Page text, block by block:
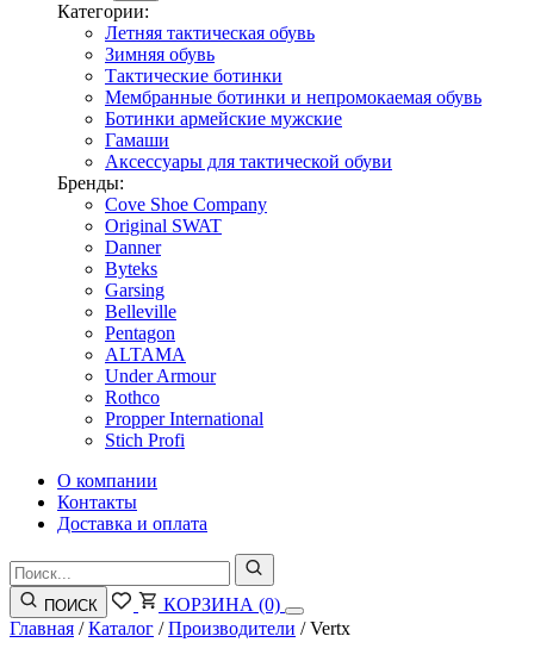
Категории:
Летняя тактическая обувь
Зимняя обувь
Тактические ботинки
Мембранные ботинки и непромокаемая обувь
Ботинки армейские мужские
Гамаши
Аксессуары для тактической обуви
Бренды:
Cove Shoe Company
Original SWAT
Danner
Byteks
Garsing
Belleville
Pentagon
ALTAMA
Under Armour
Rothco
Propper International
Stich Profi
О компании
Контакты
Доставка и оплата
ПОИСК КОРЗИНА (0)
Главная /Каталог /Производители /Vertx